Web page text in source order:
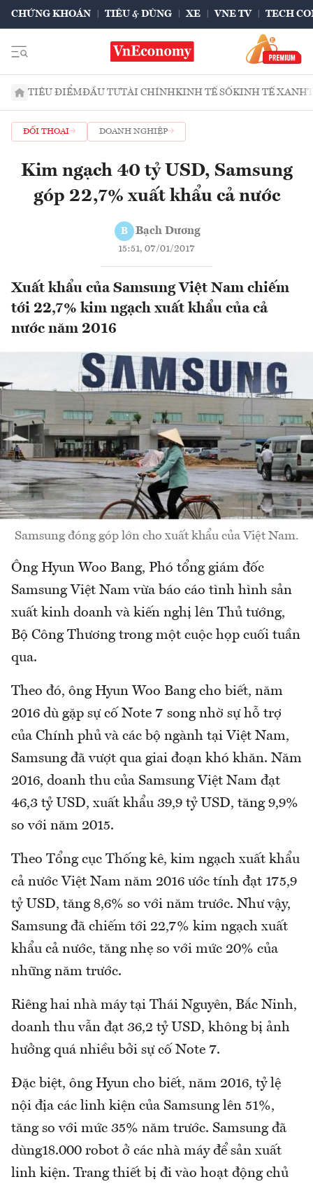
CHỨNG KHOÁN TIÊU & DÙNG XE VNE TV TECH
TIÊU ĐIỂMĐẦU TƯTÀI CHÍNHKINH TẾ SỐKINH TẾ XANH
ĐỐI THOẠI DOANH NGHIỆP
Kim ngạch 40 tỷ USD, Samsung
góp 22,7% xuất khẩu cả nước
B Bạch Dương
15:51, 07/01/2017
Xuất khẩu của Samsung Việt Nam chiếm
tới 22,7% kim ngạch xuất khẩu của cả
nước năm 2016
Samsung đóng góp lớn cho xuất khẩu của Việt Nam.
Ông Hyun Woo Bang, Phó tổng giám đốc
Samsung Việt Nam vừa báo cáo tình hình sản
xuất kinh doanh và kiến nghị lên Thủ tướng,
Bộ Công Thương trong một cuộc họp cuối tuần
qua.
Theo đó, ông Hyun Woo Bang cho biết, năm
2016 dù gặp sự cố Note 7 song nhờ sự hỗ trợ
của Chính phủ và các bộ ngành tại Việt Nam,
Samsung đã vượt qua giai đoạn khó khăn. Năm
2016, doanh thu của Samsung Việt Nam đạt
46,3 tỷ USD, xuất khẩu 39,9 tỷ USD, tăng 9,9%
so với năm 2015.
Theo Tổng cục Thống kê, kim ngạch xuất khẩu
cả nước Việt Nam năm 2016 ước tính đạt 175,9
tỷ USD, tăng 8,6% so với năm trước. Như vậy,
Samsung đã chiếm tới 22,7% kim ngạch xuất
khẩu cả nước, tăng nhẹ so với mức 20% của
những năm trước.
Riêng hai nhà máy tại Thái Nguyên, Bắc Ninh,
doanh thu vẫn đạt 36,2 tỷ USD, không bị ảnh
hưởng quá nhiều bởi sự cố Note 7.
Đặc biệt, ông Hyun cho biết, năm 2016, tỷ lệ
nội địa các linh kiện của Samsung lên 51%,
tăng so với mức 35% năm trước. Samsung đã
dùng18.000 robot ở các nhà máy để sản xuất
linh kiện. Trang thiết bị đi vào hoạt động chủ